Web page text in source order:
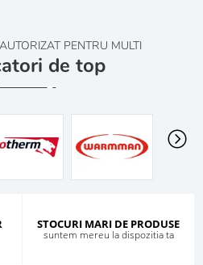
PENTRU MULTI
de top
STOCURI MARI DE PRODUSE
suntem mereu la dispozitia ta